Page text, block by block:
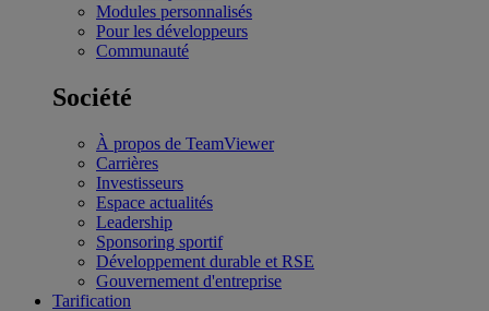
Modules personnalisés
Pour les développeurs
Communauté
Société
À propos de TeamViewer
Carrières
Investisseurs
Espace actualités
Leadership
Sponsoring sportif
Développement durable et RSE
Gouvernement d'entreprise
Tarification